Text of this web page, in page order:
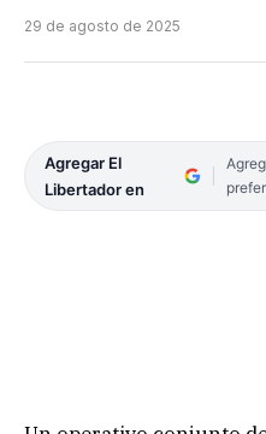
29 de agosto de 2025
Agregar El
Libertador en